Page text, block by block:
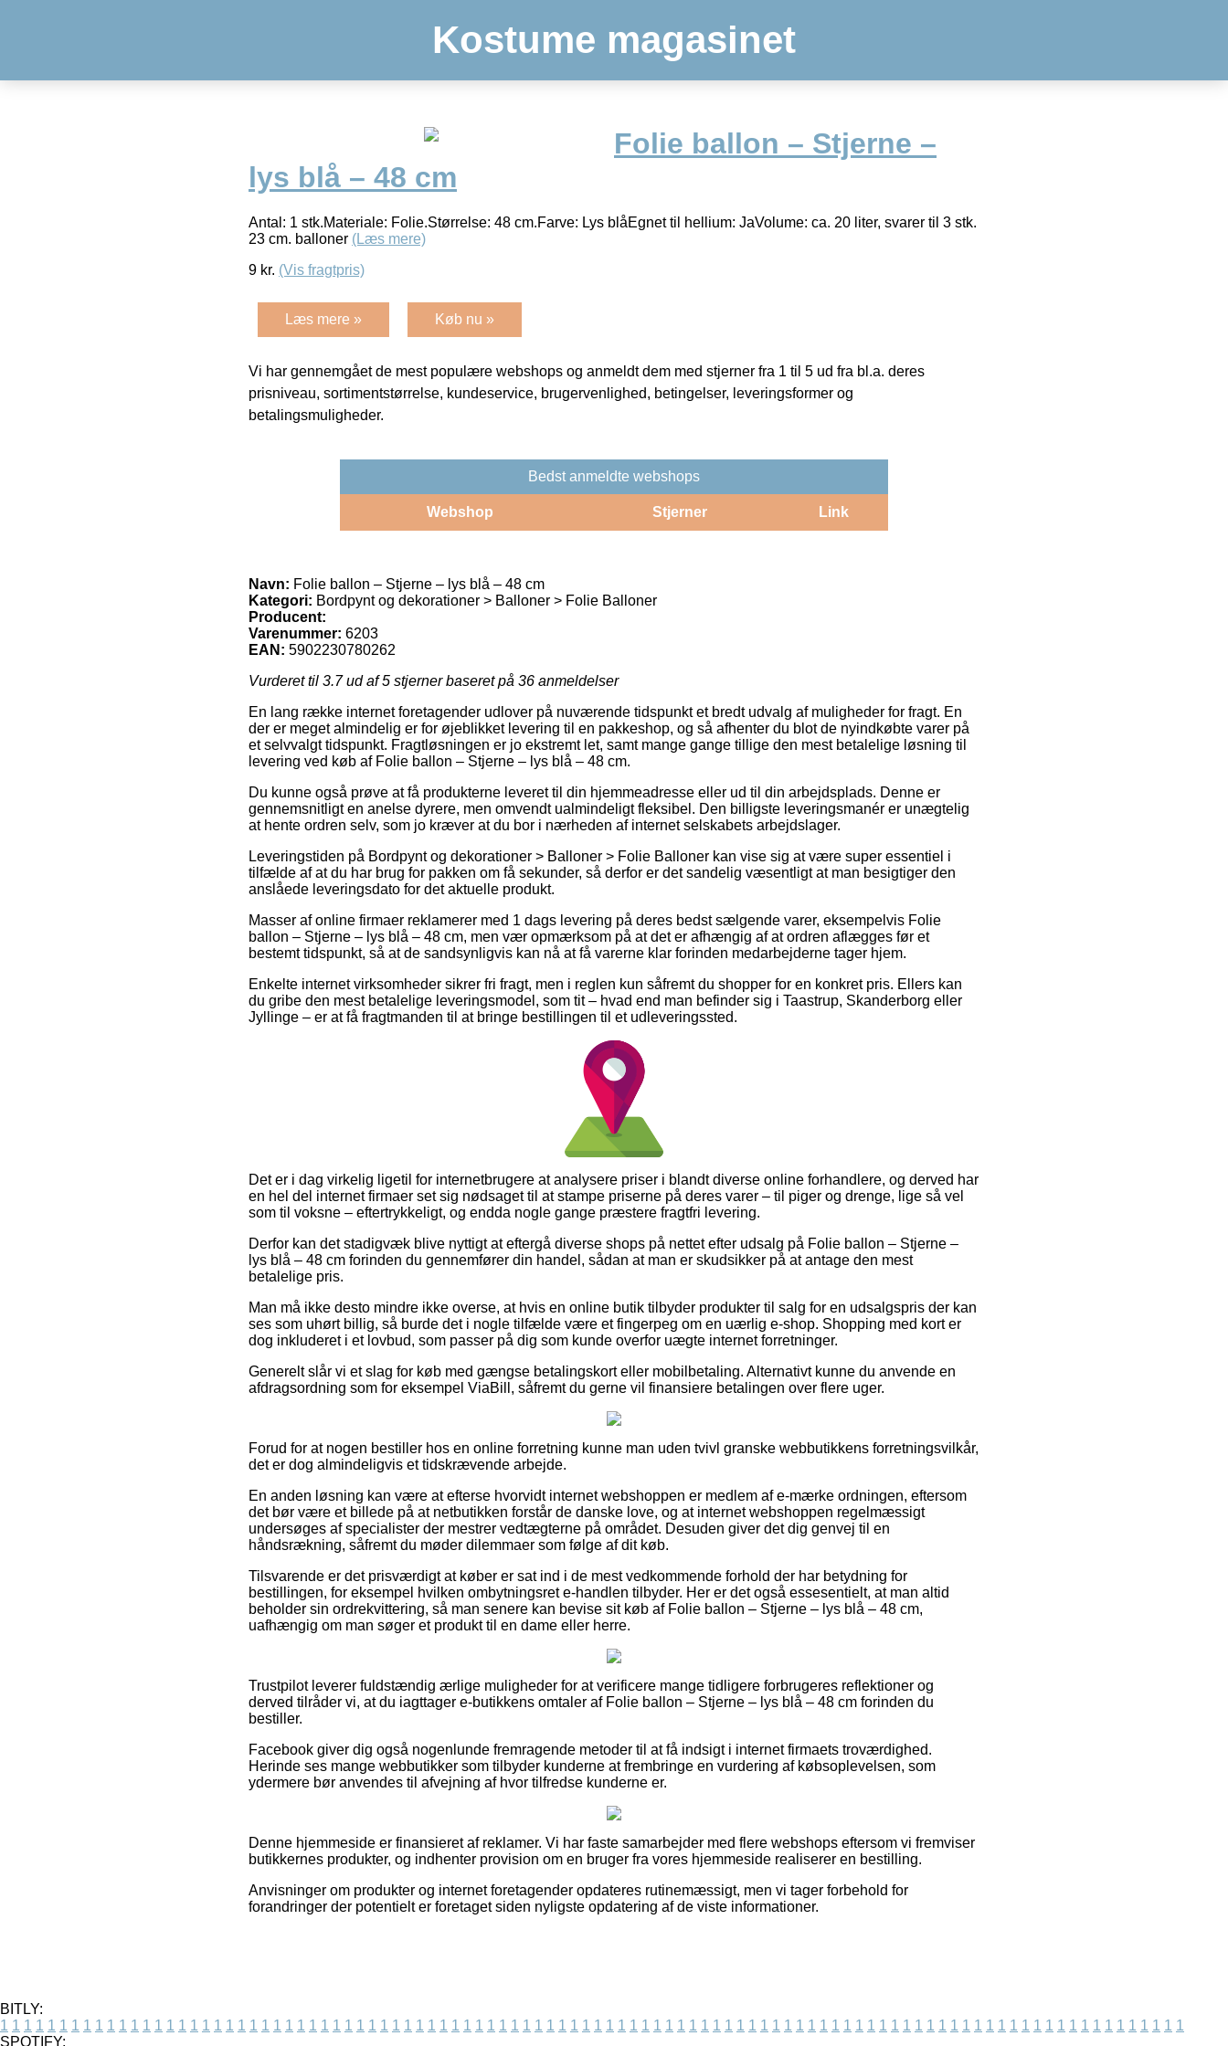
Kostume magasinet
Folie ballon – Stjerne –
lys blå – 48 cm
Antal: 1 stk.Materiale: Folie.Størrelse: 48 cm.Farve: Lys blåEgnet til hellium: JaVolume: ca. 20 liter, svarer til 3 stk.
23 cm. balloner (Læs mere)
9 kr. (Vis fragtpris)
Læs mere » Køb nu »
Vi har gennemgået de mest populære webshops og anmeldt dem med stjerner fra 1 til 5 ud fra bl.a. deres
prisniveau, sortimentstørrelse, kundeservice, brugervenlighed, betingelser, leveringsformer og
betalingsmuligheder.
Bedst anmeldte webshops
Webshop Stjerner Link
Navn: Folie ballon – Stjerne – lys blå – 48 cm
Kategori: Bordpynt og dekorationer > Balloner > Folie Balloner
Producent:
Varenummer: 6203
EAN: 5902230780262
Vurderet til 3.7ud af 5 stjerner baseret på 36 anmeldelser
En lang række internet foretagender udlover på nuværende tidspunkt et bredt udvalg af muligheder for fragt. En
der er meget almindelig er for øjeblikket levering til en pakkeshop, og så afhenter du blot de nyindkøbte varer på
et selvvalgt tidspunkt. Fragtløsningen er jo ekstremt let, samt mange gange tillige den mest betalelige løsning til
levering ved køb af Folie ballon – Stjerne – lys blå – 48 cm.
Du kunne også prøve at få produkterne leveret til din hjemmeadresse eller ud til din arbejdsplads. Denne er
gennemsnitligt en anelse dyrere, men omvendt ualmindeligt fleksibel. Den billigste leveringsmanér er unægtelig
at hente ordren selv, som jo kræver at du bor i nærheden af internet selskabets arbejdslager.
Leveringstiden på Bordpynt og dekorationer > Balloner > Folie Balloner kan vise sig at være super essentiel i
tilfælde af at du har brug for pakken om få sekunder, så derfor er det sandelig væsentligt at man besigtiger den
anslåede leveringsdato for det aktuelle produkt.
Masser af online firmaer reklamerer med 1 dags levering på deres bedst sælgende varer, eksempelvis Folie
ballon – Stjerne – lys blå – 48 cm, men vær opmærksom på at det er afhængig af at ordren aflægges før et
bestemt tidspunkt, så at de sandsynligvis kan nå at få varerne klar forinden medarbejderne tager hjem.
Enkelte internet virksomheder sikrer fri fragt, men i reglen kun såfremt du shopper for en konkret pris. Ellers kan
du gribe den mest betalelige leveringsmodel, som tit – hvad end man befinder sig i Taastrup, Skanderborg eller
Jyllinge – er at få fragtmanden til at bringe bestillingen til et udleveringssted.
Det er i dag virkelig ligetil for internetbrugere at analysere priser i blandt diverse online forhandlere, og derved har
en hel del internet firmaer set sig nødsaget til at stampe priserne på deres varer – til piger og drenge, lige så vel
som til voksne – eftertrykkeligt, og endda nogle gange præstere fragtfri levering.
Derfor kan det stadigvæk blive nyttigt at eftergå diverse shops på nettet efter udsalg på Folie ballon – Stjerne –
lys blå – 48 cm forinden du gennemfører din handel, sådan at man er skudsikker på at antage den mest
betalelige pris.
Man må ikke desto mindre ikke overse, at hvis en online butik tilbyder produkter til salg for en udsalgspris der kan
ses som uhørt billig, så burde det i nogle tilfælde være et fingerpeg om en uærlig e-shop. Shopping med kort er
dog inkluderet i et lovbud, som passer på dig som kunde overfor uægte internet forretninger.
Generelt slår vi et slag for køb med gængse betalingskort eller mobilbetaling. Alternativt kunne du anvende en
afdragsordning som for eksempel ViaBill, såfremt du gerne vil finansiere betalingen over flere uger.
Forud for at nogen bestiller hos en online forretning kunne man uden tvivl granske webbutikkens forretningsvilkår,
det er dog almindeligvis et tidskrævende arbejde.
En anden løsning kan være at efterse hvorvidt internet webshoppen er medlem af e-mærke ordningen, eftersom
det bør være et billede på at netbutikken forstår de danske love, og at internet webshoppen regelmæssigt
undersøges af specialister der mestrer vedtægterne på området. Desuden giver det dig genvej til en
håndsrækning, såfremt du møder dilemmaer som følge af dit køb.
Tilsvarende er det prisværdigt at køber er sat ind i de mest vedkommende forhold der har betydning for
bestillingen, for eksempel hvilken ombytningsret e-handlen tilbyder. Her er det også essesentielt, at man altid
beholder sin ordrekvittering, så man senere kan bevise sit køb af Folie ballon – Stjerne – lys blå – 48 cm,
uafhængig om man søger et produkt til en dame eller herre.
Trustpilot leverer fuldstændig ærlige muligheder for at verificere mange tidligere forbrugeres reflektioner og
derved tilråder vi, at du iagttager e-butikkens omtaler af Folie ballon – Stjerne – lys blå – 48 cm forinden du
bestiller.
Facebook giver dig også nogenlunde fremragende metoder til at få indsigt i internet firmaets troværdighed.
Herinde ses mange webbutikker som tilbyder kunderne at frembringe en vurdering af købsoplevelsen, som
ydermere bør anvendes til afvejning af hvor tilfredse kunderne er.
Denne hjemmeside er finansieret af reklamer. Vi har faste samarbejder med flere webshops eftersom vi fremviser
butikkernes produkter, og indhenter provision om en bruger fra vores hjemmeside realiserer en bestilling.
Anvisninger om produkter og internet foretagender opdateres rutinemæssigt, men vi tager forbehold for
forandringer der potentielt er foretaget siden nyligste opdatering af de viste informationer.
BITLY:
1 1 1 1 1 1 1 1 1 1 1 1 1 1 1 1 1 1 1 1 1 1 1 1 1 1 1 1 1 1 1 1 1 1 1 1 1 1 1 1 1 1 1 1 1 1 1 1 1 1 1 1 1 1 1 1 1 1 1 1 1 1 1 1 1 1 1 1 1 1 1 1 1 1 1 1 1 1 1 1 1 1 1 1 1 1 1 1 1 1 1 1 1 1 1 1 1 1 1 1
SPOTIFY: